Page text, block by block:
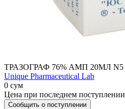
ТРАЗОГРАФ 76% АМП 20МЛ N5
Unique Pharmaceutical Lab
0 сум
Цена при последнем поступлении
Сообщить о поступлении